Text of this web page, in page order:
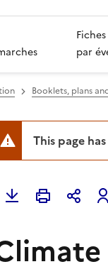
par
Booklets, plans
This page